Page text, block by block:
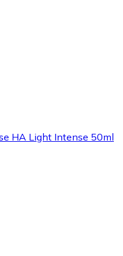
HA Light Intense 50ml